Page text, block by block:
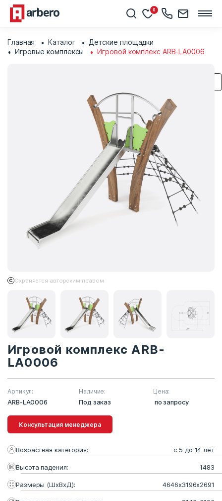
0
Главная Каталог
Детские площадки
Игровые комплексы
Игровой комплекс ARB-LA0006
Охраняется авторским правом
Игровой комплекс ARB-
LA0006
Артикул:
ARB-LA0006
Наличие:
Под заказ
Цена:
по запросу
Консультация менеджера
Возрастная категория: с 5 до 14 лет
Высота падения: 1483
Размеры (ШхВхД): 4646х3196х2691